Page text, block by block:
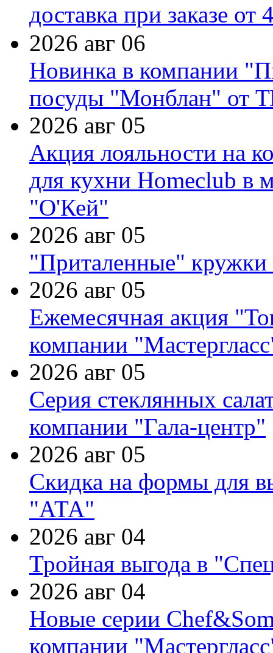
доставка при заказе от
2026 авг 06
Новинка в компании
посуды "Монблан" от
2026 авг 05
Акция лояльности на
для кухни Homeclub в
"О'Кей"
2026 авг 05
"Приталенные" кружки
2026 авг 05
Ежемесячная акция
компании
2026 авг 05
Серия стеклянных
компании "Гала-центр"
2026 авг 05
Скидка на формы для
"АТА"
2026 авг 04
Тройная выгода в
2026 авг 04
Новые серии
компании